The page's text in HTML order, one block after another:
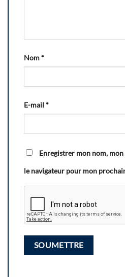
Nom*
E-mail *
Enregistrer mon nom,
le navigateur pour mon